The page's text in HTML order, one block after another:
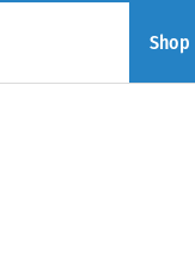
Shop